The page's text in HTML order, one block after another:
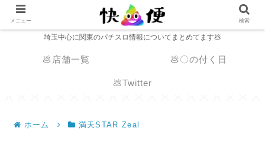
埼玉中心に関東のパチスロ情報についてまとめてます💩
💩店舗一覧 💩〇の付く日
💩Twitter
ホーム 満天STAR Zeal
メニュー 検索